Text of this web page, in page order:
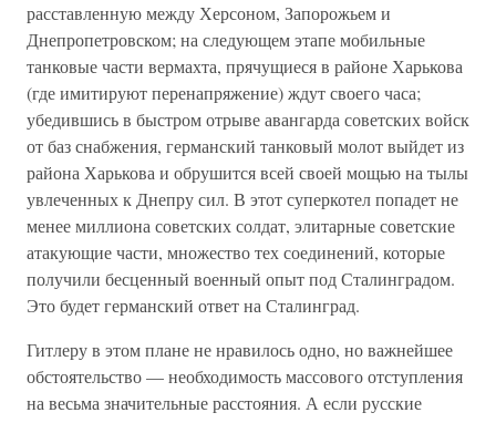
расставленную между Херсоном, Запорожьем и
Днепропетровском; на следующем этапе мобильные
танковые части вермахта, прячущиеся в районе Харькова
(где имитируют перенапряжение) ждут своего часа;
убедившись в быстром отрыве авангарда советских войск
от баз снабжения, германский танковый молот выйдет из
района Харькова и обрушится всей своей мощью на тылы
увлеченных к Днепру сил. В этот суперкотел попадет не
менее миллиона советских солдат, элитарные советские
атакующие части, множество тех соединений, которые
получили бесценный военный опыт под Сталинградом.
Это будет германский ответ на Сталинград.
Гитлеру в этом плане не нравилось одно, но важнейшее
обстоятельство — необходимость массового отступления
на весьма значительные расстояния. А если русские